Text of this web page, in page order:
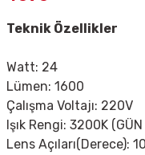
Teknik Özellikler
Watt: 24
Lümen: 1600
Çalışma Voltajı: 220V
Işık Rengi: 3200K (GÜN
Lens